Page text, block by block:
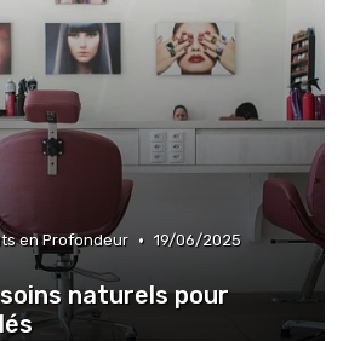
en Profondeur • 19/06/2025
naturels pour